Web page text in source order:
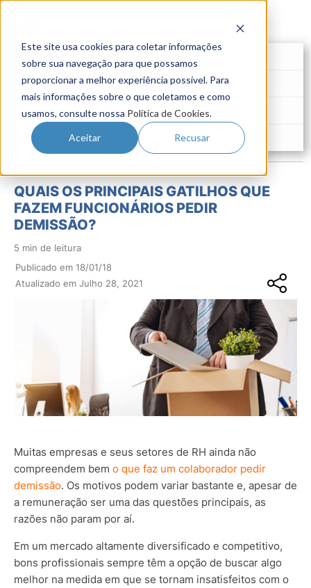
Este site usa cookies para coletar informações
sobre sua navegação para que possamos
proporcionar a melhor experiência possível. Para
mais informações sobre o que coletamos e como
usamos, consulte nossa Política de Cookies.
Aceitar Recusar
Gestão de Talentos
Novo Emprego
Pesquisas
QUAIS OS PRINCIPAIS GATILHOS QUE
FAZEM FUNCIONÁRIOS PEDIR
DEMISSÃO?
5 min de leitura
Publicado em 18/01/18
Atualizado em Julho 28, 2021
Muitas empresas e seus setores de RH ainda não
compreendem bem o que faz um colaborador pedir
demissão. Os motivos podem variar bastante e, apesar de
a remuneração ser uma das questões principais, as
razões não param por aí.
Em um mercado altamente diversificado e competitivo,
bons profissionais sempre têm a opção de buscar algo
melhor na medida em que se tornam insatisfeitos com o